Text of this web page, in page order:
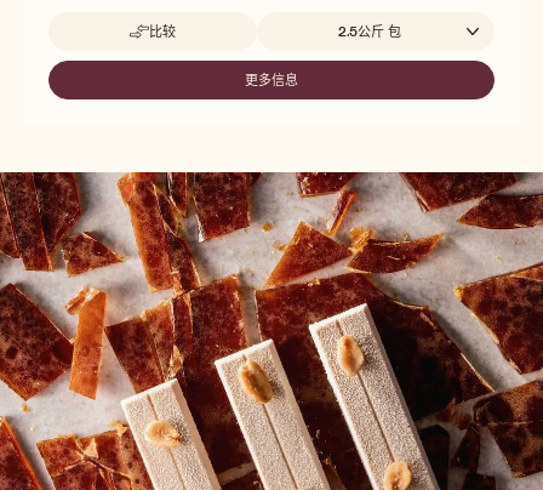
性比较
-
SAO
Beschikbare maten
2.5公斤 包
更多信息
-